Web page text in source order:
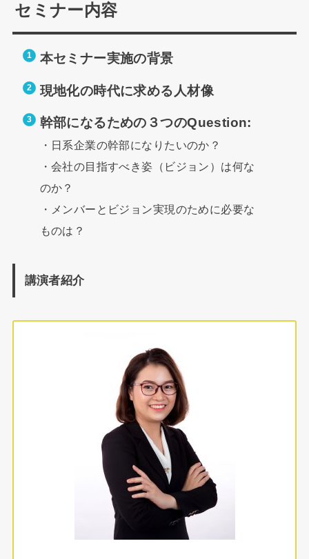
セミナー内容
本セミナー実施の背景
現地化の時代に求める人材像
幹部になるための３つのQuestion:
・日系企業の幹部になりたいのか？
・会社の目指すべき姿（ビジョン）は何な
のか？
・メンバーとビジョン実現のために必要な
ものは？
講演者紹介